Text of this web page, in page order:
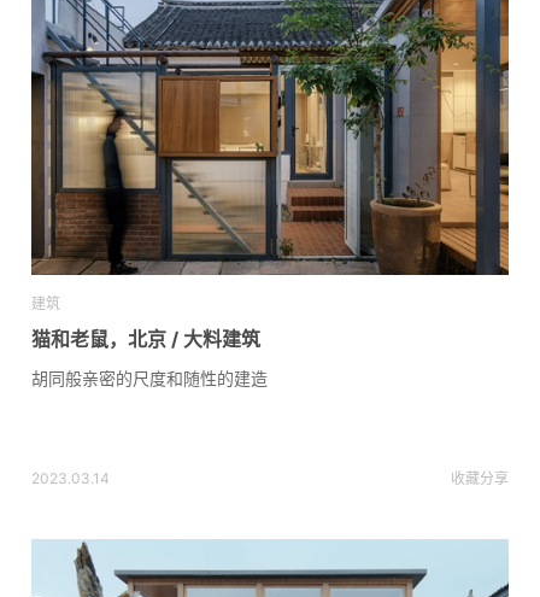
建筑
猫和老鼠，北京 / 大料建筑
胡同般亲密的尺度和随性的建造
2023.03.14 收藏分享